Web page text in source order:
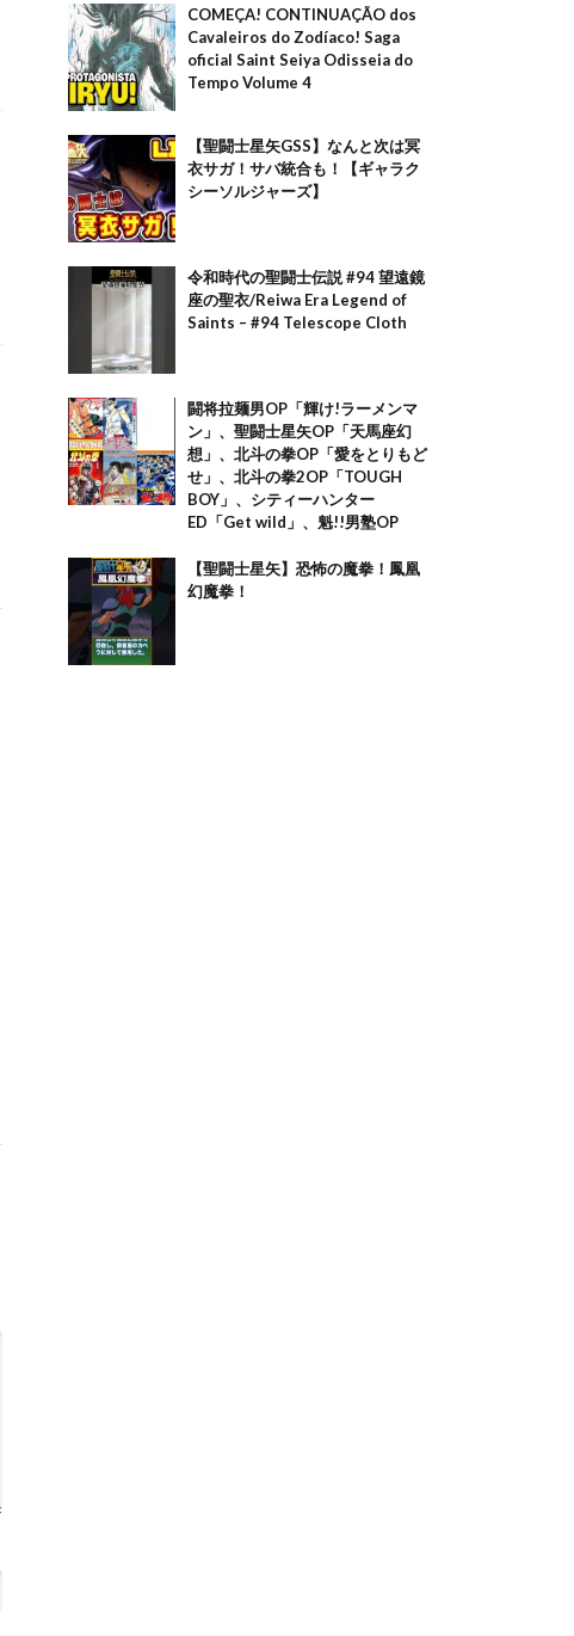
COMEÇA! CONTINUAÇÃO dos
Cavaleiros do Zodíaco! Saga
oficial Saint Seiya Odisseia do
Tempo Volume 4
【聖闘士星矢GSS】なんと次は冥
衣サガ！サバ統合も！【ギャラク
シーソルジャーズ】
令和時代の聖闘士伝説 #94 望遠鏡
座の聖衣/Reiwa Era Legend of
Saints – #94 Telescope Cloth
闘将拉麺男OP「輝け!ラーメンマ
ン」、聖闘士星矢OP「天馬座幻
想」、北斗の拳OP「愛をとりもど
せ」、北斗の拳2OP「TOUGH
BOY」、シティーハンター
ED「Get wild」、魁!!男塾OP
【聖闘士星矢】恐怖の魔拳！鳳凰
幻魔拳！